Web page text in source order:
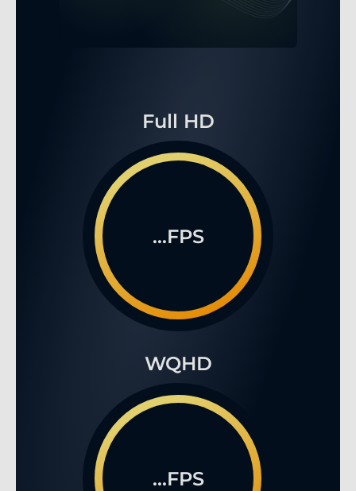
Full HD
...FPS
WQHD
...FPS